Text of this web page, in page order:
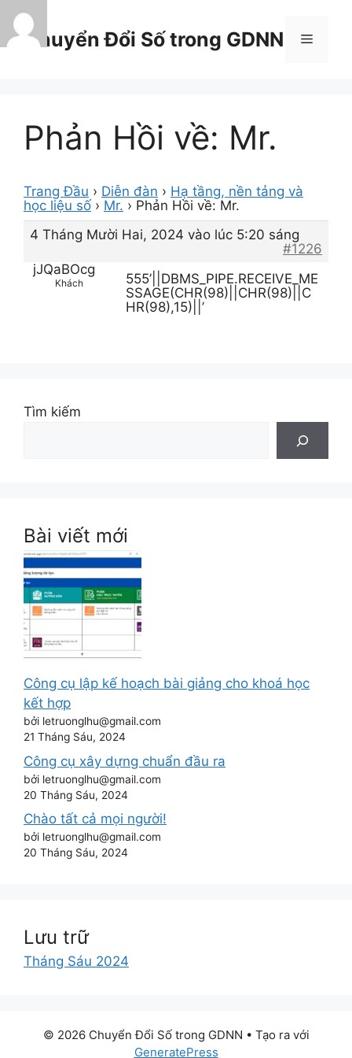
Chuyển
đến
nội
Chuyển Đổi Số trong GDNN Menu
Phản Hồi về: Mr.
Trang Đầu › Diễn đàn › Hạ tầng, nền tảng và
học liệu số › Mr. › Phản Hồi về: Mr.
4 Tháng Mười Hai, 2024 vào lúc 5:20 sáng
#1226
jJQaBOcg
Khách
555’||DBMS_PIPE.RECEIVE_ME
SSAGE(CHR(98)||CHR(98)||C
HR(98),15)||’
Tìm kiếm
Bài viết mới
Công cụ lập kế hoạch bài giảng cho khoá học
kết hợp
bởi letruonglhu@gmail.com
21 Tháng Sáu, 2024
Công cụ xây dựng chuẩn đầu ra
bởi letruonglhu@gmail.com
20 Tháng Sáu, 2024
Chào tất cả mọi người!
bởi letruonglhu@gmail.com
20 Tháng Sáu, 2024
Lưu trữ
Tháng Sáu 2024
© 2026 Chuyển Đổi Số trong GDNN • Tạo ra với
GeneratePress